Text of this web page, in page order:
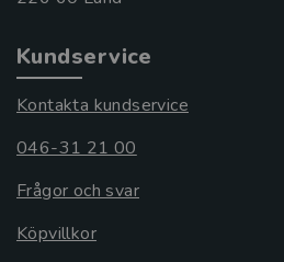
Kundservice
Kontakta kundservice
046-31 21 00
Frågor och svar
Köpvillkor